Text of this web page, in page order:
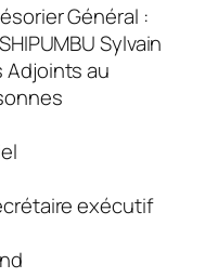
Général :
Sylvain
au
exécutif